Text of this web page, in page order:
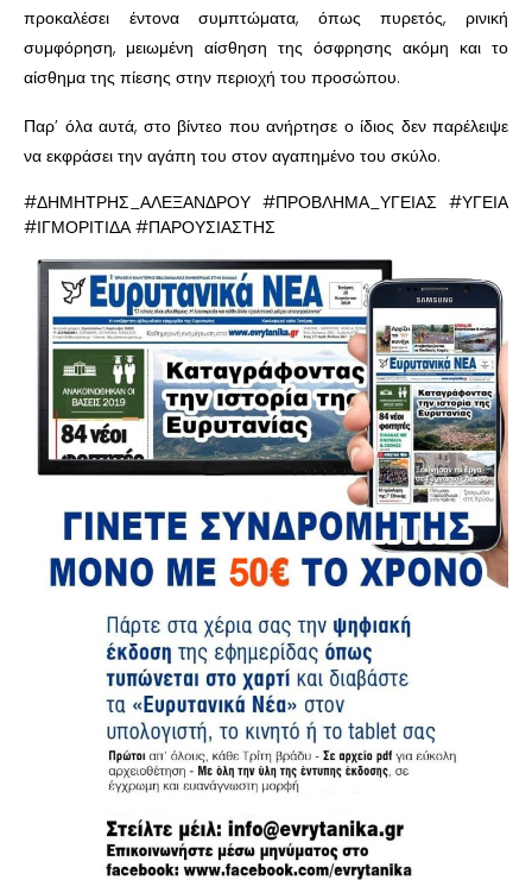
προκαλέσει έντονα συμπτώματα, όπως πυρετός, ρινική
συμφόρηση, μειωμένη αίσθηση της όσφρησης ακόμη και το
αίσθημα της πίεσης στην περιοχή του προσώπου.
Παρ’ όλα αυτά, στο βίντεο που ανήρτησε ο ίδιος δεν παρέλειψε
να εκφράσει την αγάπη του στον αγαπημένο του σκύλο.
#ΔΗΜΗΤΡΗΣ_ΑΛΕΞΑΝΔΡΟΥ #ΠΡΟΒΛΗΜΑ_ΥΓΕΙΑΣ #ΥΓΕΙΑ
#ΙΓΜΟΡΙΤΙΔΑ #ΠΑΡΟΥΣΙΑΣΤΗΣ